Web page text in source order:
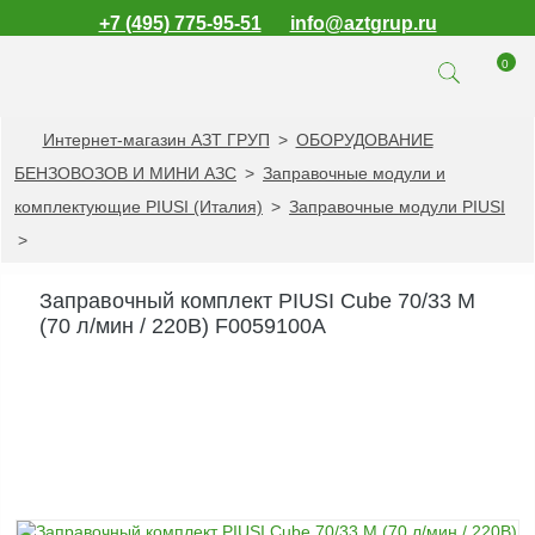
+7 (495) 775-95-51 info@aztgrup.ru
0
КАТАЛОГ ПРОДУКЦИИ
Топливораздаточные
колонки
Газораздаточные
Зарядные станции
для электромобилей
Интернет-магазин АЗТ ГРУП > ОБОРУДОВАНИЕ
БЕНЗОВОЗОВ И МИНИ АЗС > Заправочные модули и
комплектующие PIUSI (Италия) > Заправочные модули PIUSI
>
Заправочный комплект PIUSI Cube 70/33 M
(70 л/мин / 220В) F0059100A